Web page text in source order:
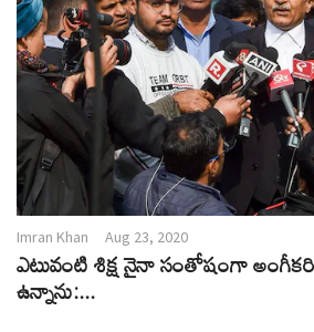
Imran Khan Aug 23, 2020
ఎటువంటి శిక్ష నైనా సంతోషంగా
ఉన్నాను:...